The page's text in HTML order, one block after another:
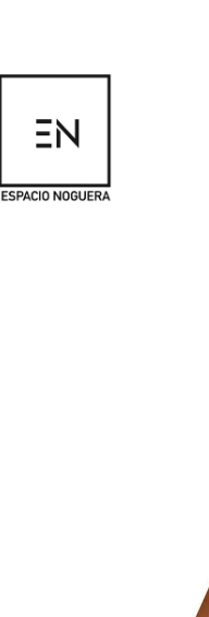
☰ Tienda SILLA RATÁN